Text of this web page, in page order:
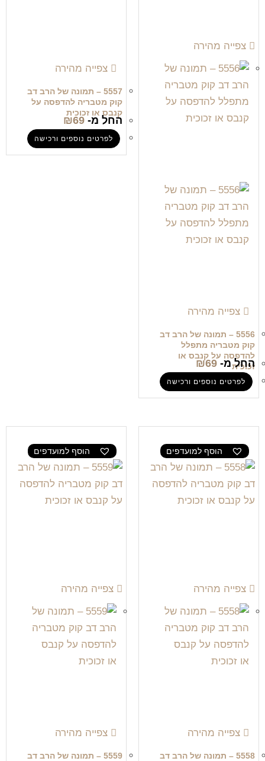
צפייה מהירה
צפייה מהירה
5556 – תמונה של הרב דב
קוק מטבריה מתפלל
להדפסה על קנבס או
זכוכית
החל מ- ₪69
לפרטים נוספים ורכישה
צפייה מהירה
5557 – תמונה של הרב דב
קוק מטבריה להדפסה על
קנבס או זכוכית
החל מ- ₪69
לפרטים נוספים ורכישה
הוסף למועדפים
צפייה מהירה
צפייה מהירה
5558 – תמונה של הרב דב
הוסף למועדפים
צפייה מהירה
צפייה מהירה
5559 – תמונה של הרב דב